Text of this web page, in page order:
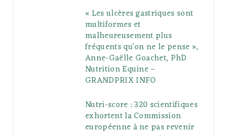
« Les ulcères gastriques sont
multiformes et
malheureusement plus
fréquents qu’on ne le pense »,
Anne-Gaëlle Goachet, PhD
Nutrition Equine –
GRANDPRIX INFO
Nutri-score : 320 scientifiques
exhortent la Commission
européenne à ne pas revenir